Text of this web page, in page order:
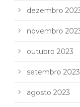
dezembro
novembro
outubro 2023
setembro 2023
agosto 2023